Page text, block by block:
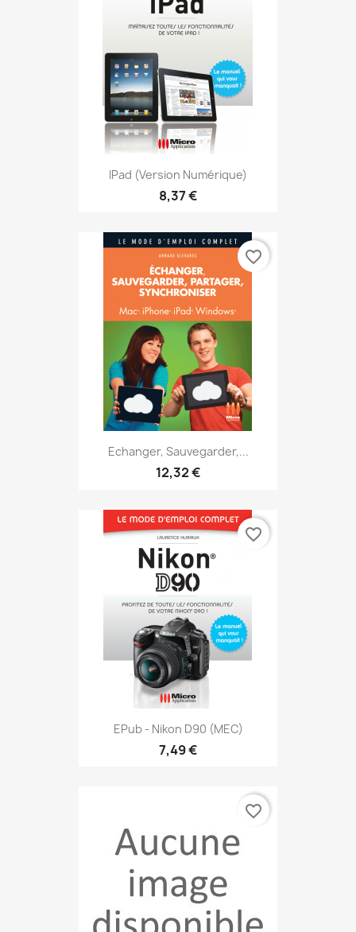
IPad (version Numérique)
8,37 €
Echanger, Sauvegarder,...
12,32 €
favorite_border
EPub - Nikon D90 (MEC)
7,49 €
favorite_border
favorite_border